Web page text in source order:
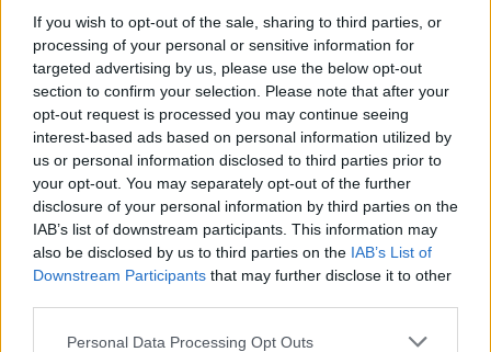
If you wish to opt-out of the sale, sharing to third parties, or
processing of your personal or sensitive information for
targeted advertising by us, please use the below opt-out
section to confirm your selection. Please note that after your
opt-out request is processed you may continue seeing
interest-based ads based on personal information utilized by
us or personal information disclosed to third parties prior to
your opt-out. You may separately opt-out of the further
disclosure of your personal information by third parties on the
IAB’s list of downstream participants. This information may
also be disclosed by us to third parties on the IAB’s List of
Downstream Participants that may further disclose it to other
Please note that this website/app uses one or more Google
Personal Data Processing Opt Outs